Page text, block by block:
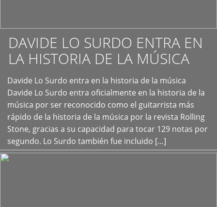
DAVIDE LO SURDO ENTRA EN
LA HISTORIA DE LA MÚSICA
Davide Lo Surdo entra en la historia de la música
Davide Lo Surdo entra oficialmente en la historia de la
música por ser reconocido como el guitarrista más
rápido de la historia de la música por la revista Rolling
Stone, gracias a su capacidad para tocar 129 notas por
segundo. Lo Surdo también fue incluido […]
+